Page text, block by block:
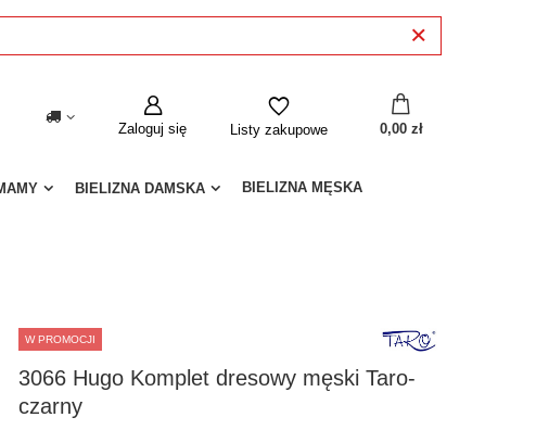
Zaloguj się Listy zakupowe 0,00 zł
BIELIZNA DAMSKA BIELIZNA MĘSKA
W PROMOCJI
3066 Hugo Komplet dresowy męski Taro-
czarny